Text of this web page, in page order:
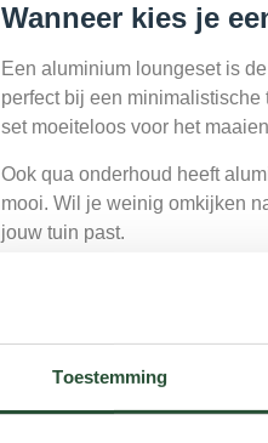
Toestemming
Wanneer kies je
Een aluminium loungeset is
perfect bij een
set moeiteloos voor het
Ook qua onderhoud heeft
mooi. Wil je weinig omkijken
jouw tuin past.
zithoek waarin je helemaal tot